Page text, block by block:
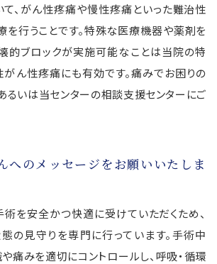
て、がん性疼痛や慢性疼痛といった難治性
を行うことです。特殊な医療機器や薬剤を
的ブロックが実施可能なことは当院の特
がん性疼痛にも有効です。痛みでお困りの
るいは当センターの相談支援センターにご
へのメッセージをお願いいたしま
を安全かつ快適に受けていただくため、
の見守りを専門に行っています。手術中
痛みを適切にコントロールし、呼吸・循環